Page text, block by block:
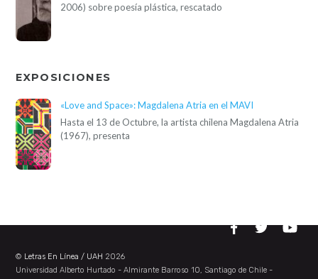
2006) sobre poesía plástica, rescatado
EXPOSICIONES
«Love and Space»: Magdalena Atria en el MAVI
Hasta el 13 de Octubre, la artista chilena Magdalena Atria
(1967), presenta
© Letras En Línea / UAH 2026
Universidad Alberto Hurtado - Almirante Barroso 10, Santiago de Chile -